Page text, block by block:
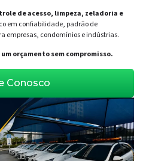
de acesso, limpeza, zeladoria e
em confiabilidade, padrão de
empresas, condomínios e indústrias.
orçamento sem compromisso.
Conosco